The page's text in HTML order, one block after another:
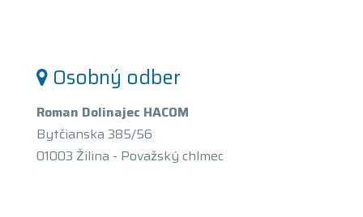
Osobný odber
Roman Dolinajec HACOM
Bytčianska 385/56
01003 Žilina - Považský chlmec